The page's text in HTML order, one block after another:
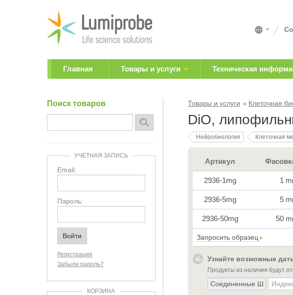
Главная Товары и услуги Техническая
Товары и услуги Клеточная
DiO,
Нейробиология Клеточная
Артикул
2936-1mg 1
2936-5mg 5
2936-50mg 50
Запросить образец
Узнайте возможные
Продукты из наличия будут
Поиск товаров
УЧЕТНАЯ ЗАПИСЬ
Email:
Пароль:
Регистрация
Забыли пароль?
КОРЗИНА